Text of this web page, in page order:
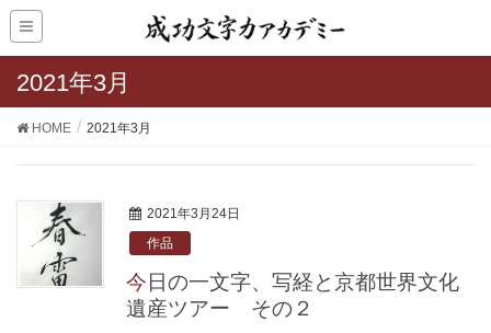
2021年3月
HOME 2021年3月
2021年3月24日
作品
今日の一文字、写経と京都世界文化
遺産ツアー その２